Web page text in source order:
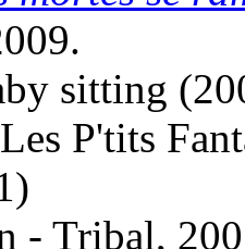
sitting
P'tits
- Tribal,